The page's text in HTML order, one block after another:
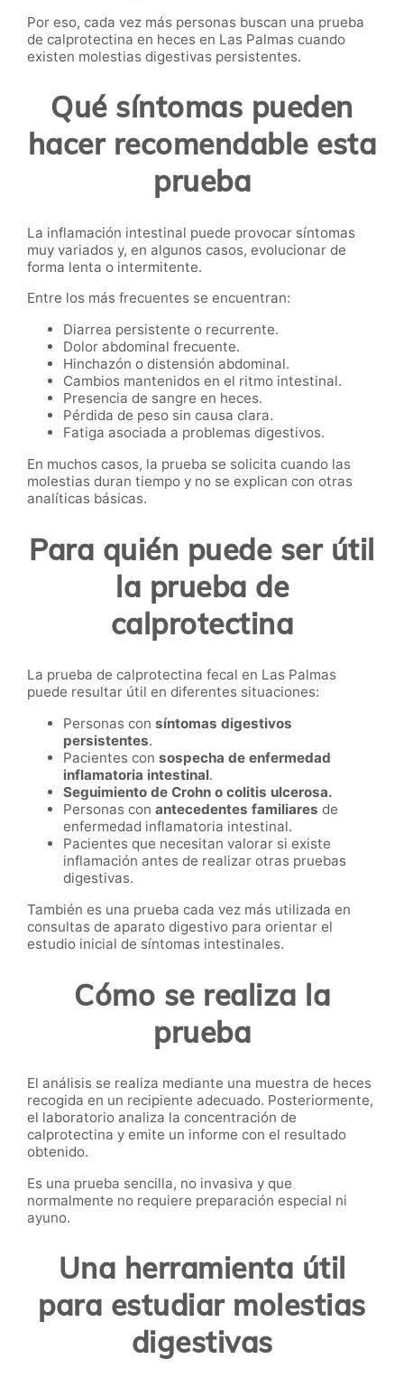
Por eso, cada vez más personas buscan una prueba
de calprotectina en heces en Las Palmas cuando
existen molestias digestivas persistentes.
Qué síntomas pueden
hacer recomendable esta
prueba
La inflamación intestinal puede provocar síntomas
muy variados y, en algunos casos, evolucionar de
forma lenta o intermitente.
Entre los más frecuentes se encuentran:
Diarrea persistente o recurrente.
Dolor abdominal frecuente.
Hinchazón o distensión abdominal.
Cambios mantenidos en el ritmo intestinal.
Presencia de sangre en heces.
Pérdida de peso sin causa clara.
Fatiga asociada a problemas digestivos.
En muchos casos, la prueba se solicita cuando las
molestias duran tiempo y no se explican con otras
analíticas básicas.
Para quién puede ser útil
la prueba de
calprotectina
La prueba de calprotectina fecal en Las Palmas
puede resultar útil en diferentes situaciones:
Personas con síntomas digestivos
persistentes.
Pacientes con sospecha de enfermedad
inflamatoria intestinal.
Seguimiento de Crohn o colitis ulcerosa.
Personas con antecedentes familiares de
enfermedad inflamatoria intestinal.
Pacientes que necesitan valorar si existe
inflamación antes de realizar otras pruebas
digestivas.
También es una prueba cada vez más utilizada en
consultas de aparato digestivo para orientar el
estudio inicial de síntomas intestinales.
Cómo se realiza la
prueba
El análisis se realiza mediante una muestra de heces
recogida en un recipiente adecuado. Posteriormente,
el laboratorio analiza la concentración de
calprotectina y emite un informe con el resultado
obtenido.
Es una prueba sencilla, no invasiva y que
normalmente no requiere preparación especial ni
ayuno.
Una herramienta útil
para estudiar molestias
digestivas